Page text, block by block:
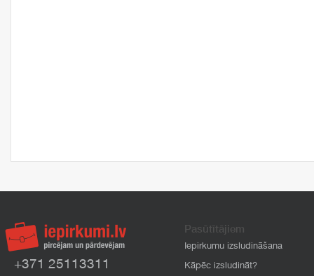
+371 25113311
Pasūtītājiem
Iepirkumu izsludināšana
Kāpēc izsludināt?